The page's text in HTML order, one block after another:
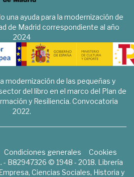
una ayuda para la modernización de
de Madrid correspondiente al año
2024
modernización de las pequeñas y
del libro en el marco del Plan de
y Resiliencia. Convocatoria
2022.
Condiciones generales
Cookies
- B82947326 © 1948 - 2018. Librería
Ciencias Sociales, Historia y